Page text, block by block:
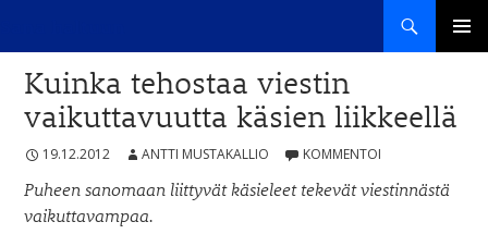
SISÄLTÖÖN
Kuinka tehostaa viestin
vaikuttavuutta käsien liikkeellä
19.12.2012 ANTTI MUSTAKALLIO KOMMENTOI
Puheen sanomaan liittyvät käsieleet tekevät viestinnästä
vaikuttavampaa.